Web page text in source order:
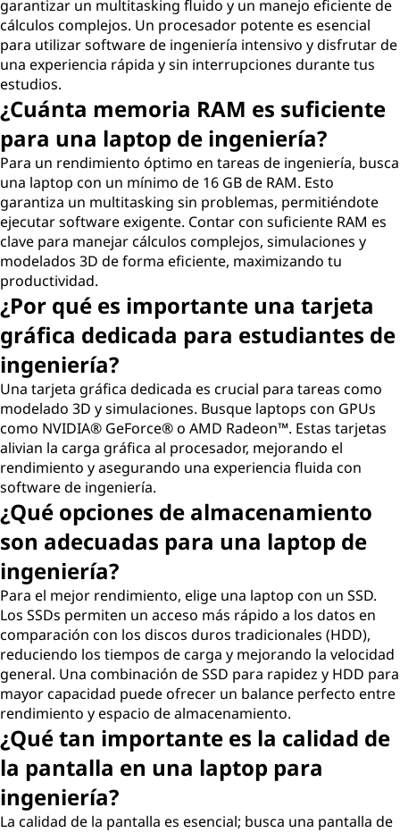
garantizar un multitasking fluido y un manejo eficiente de
cálculos complejos. Un procesador potente es esencial
para utilizar software de ingeniería intensivo y disfrutar de
una experiencia rápida y sin interrupciones durante tus
estudios.
¿Cuánta memoria RAM es suficiente
para una laptop de ingeniería?
Para un rendimiento óptimo en tareas de ingeniería, busca
una laptop con un mínimo de 16 GB de RAM. Esto
garantiza un multitasking sin problemas, permitiéndote
ejecutar software exigente. Contar con suficiente RAM es
clave para manejar cálculos complejos, simulaciones y
modelados 3D de forma eficiente, maximizando tu
productividad.
¿Por qué es importante una tarjeta
gráfica dedicada para estudiantes de
ingeniería?
Una tarjeta gráfica dedicada es crucial para tareas como
modelado 3D y simulaciones. Busque laptops con GPUs
como NVIDIA® GeForce® o AMD Radeon™. Estas tarjetas
alivian la carga gráfica al procesador, mejorando el
rendimiento y asegurando una experiencia fluida con
software de ingeniería.
¿Qué opciones de almacenamiento
son adecuadas para una laptop de
ingeniería?
Para el mejor rendimiento, elige una laptop con un SSD.
Los SSDs permiten un acceso más rápido a los datos en
comparación con los discos duros tradicionales (HDD),
reduciendo los tiempos de carga y mejorando la velocidad
general. Una combinación de SSD para rapidez y HDD para
mayor capacidad puede ofrecer un balance perfecto entre
rendimiento y espacio de almacenamiento.
¿Qué tan importante es la calidad de
la pantalla en una laptop para
ingeniería?
La calidad de la pantalla es esencial; busca una pantalla de